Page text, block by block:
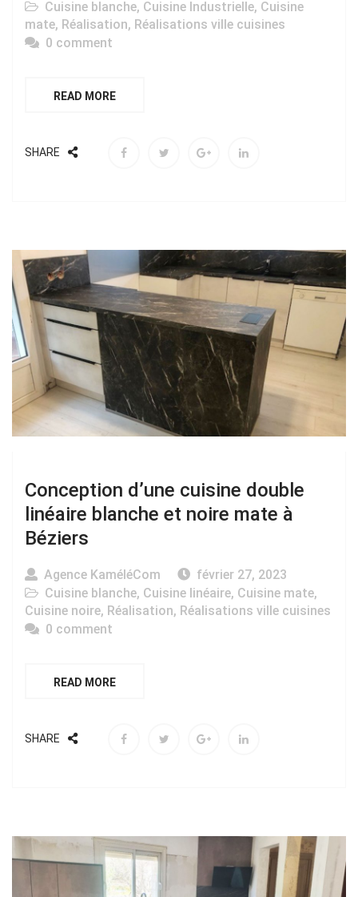
Cuisine blanche, Cuisine Industrielle, Cuisine
mate, Réalisation, Réalisations ville cuisines
0 comment
READ MORE
SHARE
Conception d’une cuisine double
linéaire blanche et noire mate à
Béziers
Agence KaméléCom
février 27, 2023
Cuisine blanche, Cuisine linéaire, Cuisine mate,
Cuisine noire, Réalisation, Réalisations ville cuisines
0 comment
READ MORE
SHARE